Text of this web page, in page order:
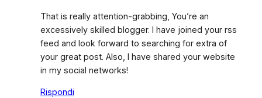
That is really attention-grabbing, You’re an
excessively skilled blogger. I have joined your rss
feed and look forward to searching for extra of
your great post. Also, I have shared your website
in my social networks!
Rispondi